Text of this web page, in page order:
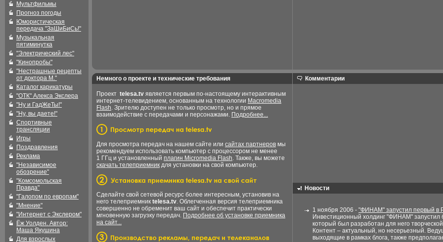
Мультфильмы
Прогноз погоды
Юмористическая
передача "ЗаШиБиСь!"
Музыкальная
пятиминутка
"Электрический лес"
"Кинопробы"
"Нестрашные рецепты
от доктора М."
Каталог карикатуры
"ОТК" Алекса Экслера
"Ну и ГадЖеТы!"
"Ну, вы даете!"
Спортивные
трансляции
Игры
Поздравления
Реклама
"Независимое
обозрение"
"Комсомольская
Правда"
"Галопом по европам"
"Мнение"
"Интернет с Экслером"
Ёж Уолден. Автор:
Маша Якушина
Для взрослых
Немного о проекте и технические требования
Проект telesa.tv является первым по-настоящему интерактивным
интернет-телевидением, основанным на технологии Macromedia
Flash. Зрителю доступен не только просмотр, но и прямое
взаимодействие с передачами и персонажами. Подробнее...
Для просмотра передач на нашем сайте или сайтах партнеров мы
рекомендуем использовать компьютер с процессором не менее
1 ГГц и установленный плагин Micromedia Flash. Также, вы можете
скачать телеприемник для установки на свой компьютер.
Сделайте свой сетевой ресурс более интересным, установив на
него телеприемник telesa.tv. Облегченная версия телеприемника
совершенно не обременит ваш сайт и обеспечит практически
мгновенную загрузку передач. Подробнее об установке приемника
на сайт...
Комментарии
Новости
1 ноября 2006 - "ФИНАМ" запустил первый в
Инвестиционный холдинг "ФИНАМ" запустил
который был разработан для него
Контент – актуальный, но несерьезный.
выходящие в рамках блога, также